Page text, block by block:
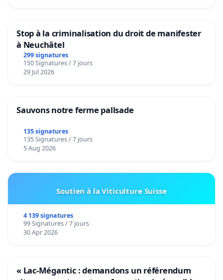
Stop à la criminalisation du droit de manifester
à Neuchâtel
299 signatures
150 Signatures / 7 jours
29 Jul 2026
Sauvons notre ferme pallsade
135 signatures
135 Signatures / 7 jours
5 Aug 2026
Soutien à la Viticulture Suisse
4 139 signatures
99 Signatures / 7 jours
30 Apr 2026
« Lac-Mégantic : demandons un référendum